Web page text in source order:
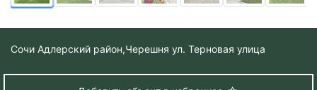
Сочи Адлерский район,Черешня ул. Терновая улица